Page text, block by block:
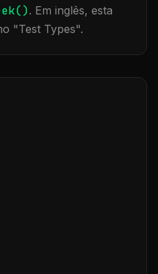
. Em inglês, esta
"Test Types".